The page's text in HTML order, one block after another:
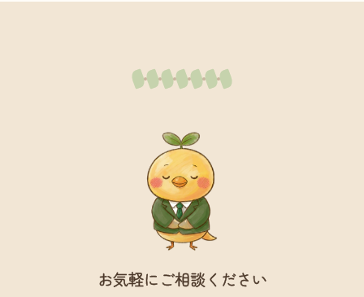
お気軽にご相談ください